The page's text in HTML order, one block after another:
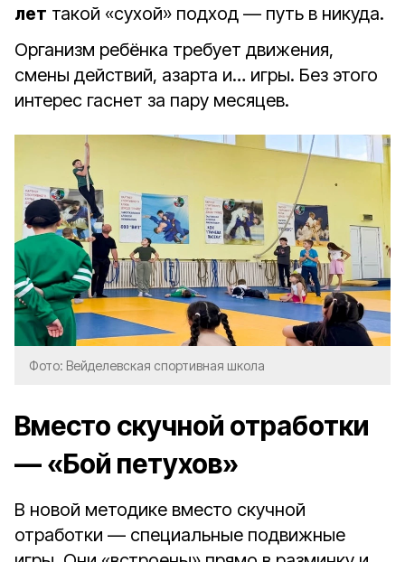
лет такой «сухой» подход — путь в никуда.
Организм ребёнка требует движения,
смены действий, азарта и… игры. Без этого
интерес гаснет за пару месяцев.
Фото: Вейделевская спортивная школа
Вместо скучной отработки
—«Бой петухов»
В новой методике вместо скучной
отработки — специальные подвижные